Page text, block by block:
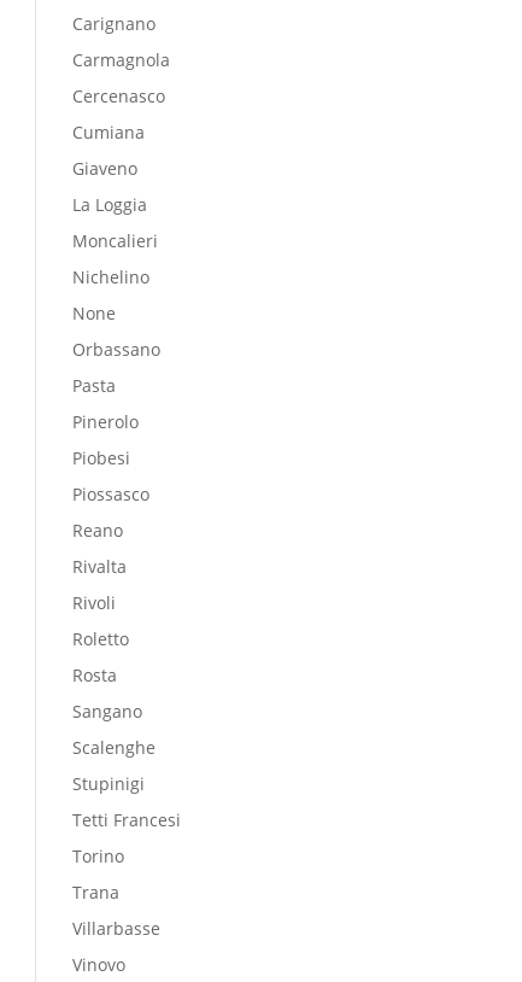
Carignano
Carmagnola
Cercenasco
Cumiana
Giaveno
La Loggia
Moncalieri
Nichelino
None
Orbassano
Pasta
Pinerolo
Piobesi
Piossasco
Reano
Rivalta
Rivoli
Roletto
Rosta
Sangano
Scalenghe
Stupinigi
Tetti Francesi
Torino
Trana
Villarbasse
Vinovo